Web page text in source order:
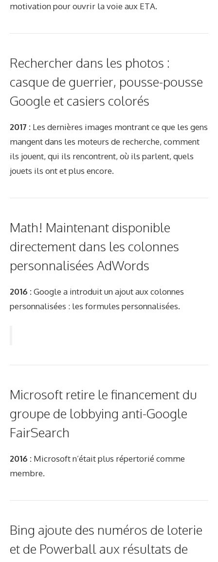
motivation pour ouvrir la voie aux ETA.
Rechercher dans les photos :
casque de guerrier, pousse-pousse
Google et casiers colorés
2017 : Les dernières images montrant ce que les gens
mangent dans les moteurs de recherche, comment
ils jouent, qui ils rencontrent, où ils parlent, quels
jouets ils ont et plus encore.
Math! Maintenant disponible
directement dans les colonnes
personnalisées AdWords
2016 :Google a introduit un ajout aux colonnes
personnalisées : les formules personnalisées.
Microsoft retire le financement du
groupe de lobbying anti-Google
FairSearch
2016 : Microsoft n’était plus répertorié comme
membre.
Bing ajoute des numéros de loterie
et de Powerball aux résultats de